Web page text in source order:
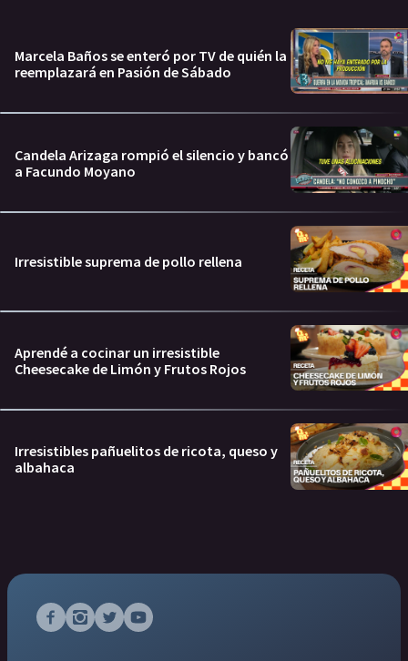
Marcela Baños se enteró por TV de quién la
reemplazará en Pasión de Sábado
Candela Arizaga rompió el silencio y bancó
a Facundo Moyano
Irresistible suprema de pollo rellena
Aprendé a cocinar un irresistible
Cheesecake de Limón y Frutos Rojos
Irresistibles pañuelitos de ricota, queso y
albahaca